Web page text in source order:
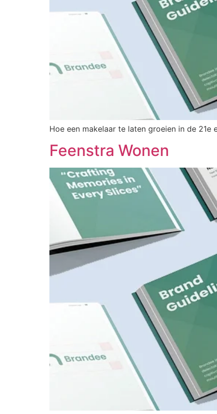
Hoe een makelaar te laten groeien in de 21e
Feenstra Wonen